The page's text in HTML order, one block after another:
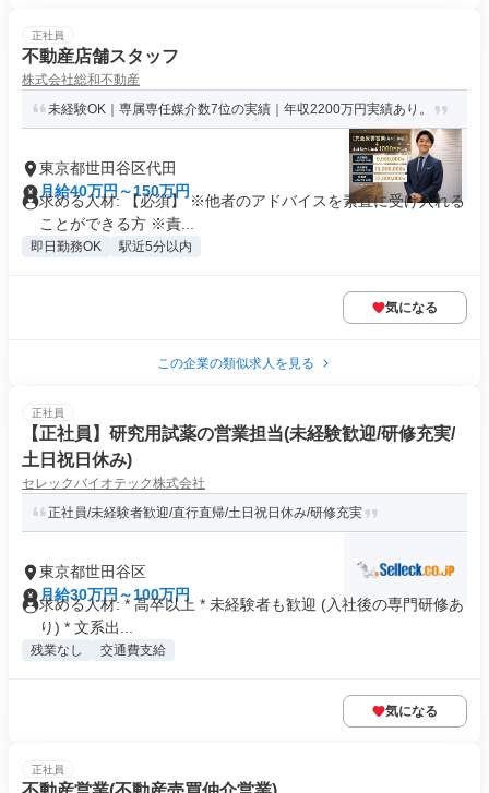
正社員
不動産店舗スタッフ
株式会社総和不動産
未経験OK｜専属専任媒介数7位の実績｜年収2200万円実績あり。
東京都世田谷区代田
月給40万円～150万円
求める人材: 【必須】 ※他者のアドバイスを素直に受け入れる
ことができる方 ※責...
即日勤務OK 駅近5分以内
気になる
この企業の類似求人を見る
正社員
【正社員】研究用試薬の営業担当(未経験歓迎/研修充実/
土日祝日休み)
セレックバイオテック株式会社
正社員/未経験者歓迎/直行直帰/土日祝日休み/研修充実
東京都世田谷区
月給30万円～100万円
求める人材: * 高卒以上 * 未経験者も歓迎 (入社後の専門研修あ
り) * 文系出...
残業なし 交通費支給
気になる
正社員